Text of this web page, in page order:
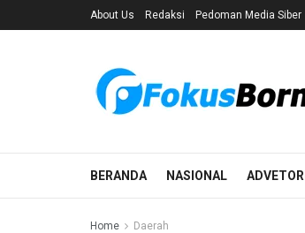
About Us Redaksi Pedoman Media Siber
BERANDA NASIONAL
Home Daerah